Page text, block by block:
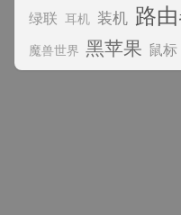
绿联 耳机 装机 路
魔兽世界 黑苹果 鼠标